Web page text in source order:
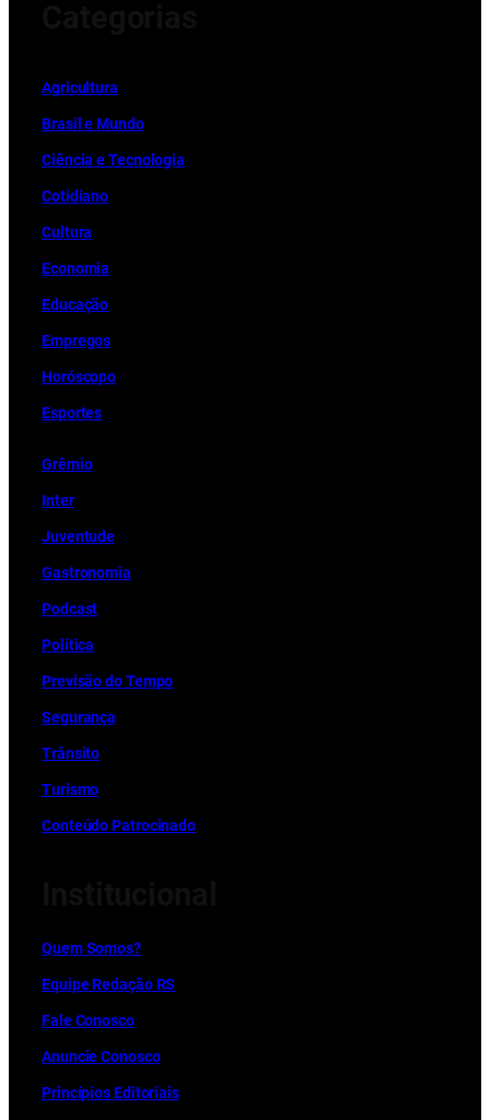
Agricultura
Brasil e Mundo
Ciência e Tecnologia
Cotidiano
Cultura
Economia
Educação
Empregos
Horóscopo
Esportes
Grêmio
Inter
Juventude
Gastronomia
Podcast
Política
Previsão do Tempo
Segurança
Trânsito
Turismo
Conteúdo Patrocinado
Quem Somos?
Equipe Redação RS
Fale Conosco
Anuncie Conosco
Princípios Editoriais